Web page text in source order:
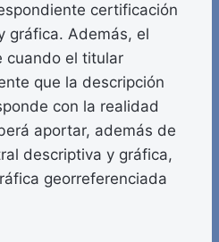
certificación
gráfica. Además, el
cuando el titular
que la descripción
con la realidad
aportar, además de
descriptiva y gráfica,
georreferenciada